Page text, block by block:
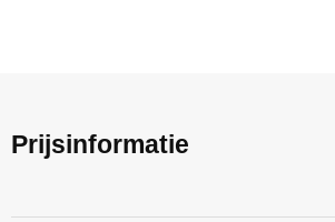
Prijsinformatie